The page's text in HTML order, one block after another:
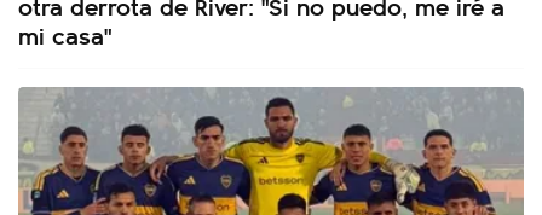
mi casa"